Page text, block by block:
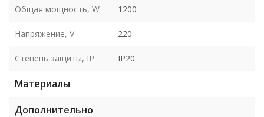
Общая мощность, W 1200
Напряжение, V 220
Степень защиты, IP IP20
Материалы
Дополнительно